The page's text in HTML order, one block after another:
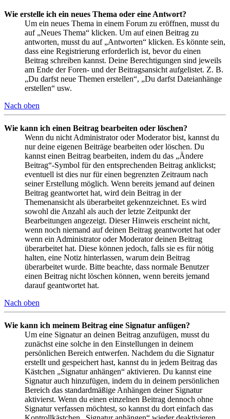
Wie erstelle ich ein neues Thema oder eine Antwort?
Um ein neues Thema in einem Forum zu eröffnen, musst du
auf „Neues Thema“ klicken. Um auf einen Beitrag zu
antworten, musst du auf „Antworten“ klicken. Es könnte sein,
dass eine Registrierung erforderlich ist, bevor du einen
Beitrag schreiben kannst. Deine Berechtigungen sind jeweils
am Ende der Foren- und der Beitragsansicht aufgelistet. Z. B.
„Du darfst neue Themen erstellen“, „Du darfst Dateianhänge
erstellen“ usw.
Nach oben
Wie kann ich einen Beitrag bearbeiten oder löschen?
Wenn du nicht Administrator oder Moderator bist, kannst du
nur deine eigenen Beiträge bearbeiten oder löschen. Du
kannst einen Beitrag bearbeiten, indem du das „Ändere
Beitrag“-Symbol für den entsprechenden Beitrag anklickst;
eventuell ist dies nur für einen begrenzten Zeitraum nach
seiner Erstellung möglich. Wenn bereits jemand auf deinen
Beitrag geantwortet hat, wird dein Beitrag in der
Themenansicht als überarbeitet gekennzeichnet. Es wird
sowohl die Anzahl als auch der letzte Zeitpunkt der
Bearbeitungen angezeigt. Dieser Hinweis erscheint nicht,
wenn noch niemand auf deinen Beitrag geantwortet hat oder
wenn ein Administrator oder Moderator deinen Beitrag
überarbeitet hat. Diese können jedoch, falls sie es für nötig
halten, eine Notiz hinterlassen, warum dein Beitrag
überarbeitet wurde. Bitte beachte, dass normale Benutzer
einen Beitrag nicht löschen können, wenn bereits jemand
darauf geantwortet hat.
Nach oben
Wie kann ich meinem Beitrag eine Signatur anfügen?
Um eine Signatur an deinen Beitrag anzufügen, musst du
zunächst eine solche in den Einstellungen in deinem
persönlichen Bereich entwerfen. Nachdem du die Signatur
erstellt und gespeichert hast, kannst du in jedem Beitrag das
Kästchen „Signatur anhängen“ aktivieren. Du kannst eine
Signatur auch hinzufügen, indem du in deinem persönlichen
Bereich das standardmäßige Anhängen deiner Signatur
aktivierst. Wenn du einen einzelnen Beitrag dennoch ohne
Signatur verfassen möchtest, so kannst du dort einfach das